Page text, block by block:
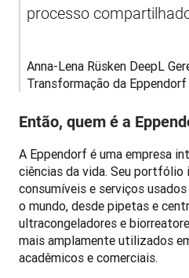
processo
Anna-Lena Rüsken DeepL
Transformação da Eppendorf
Então, quem é a
A Eppendorf é uma empresa
ciências da vida. Seu portfólio
consumíveis e serviços
o mundo, desde pipetas e
ultracongeladores e
mais amplamente utilizados
acadêmicos e comerciais.